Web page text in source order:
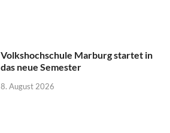
Volkshochschule Marburg startet in
das neue Semester
8. August 2026